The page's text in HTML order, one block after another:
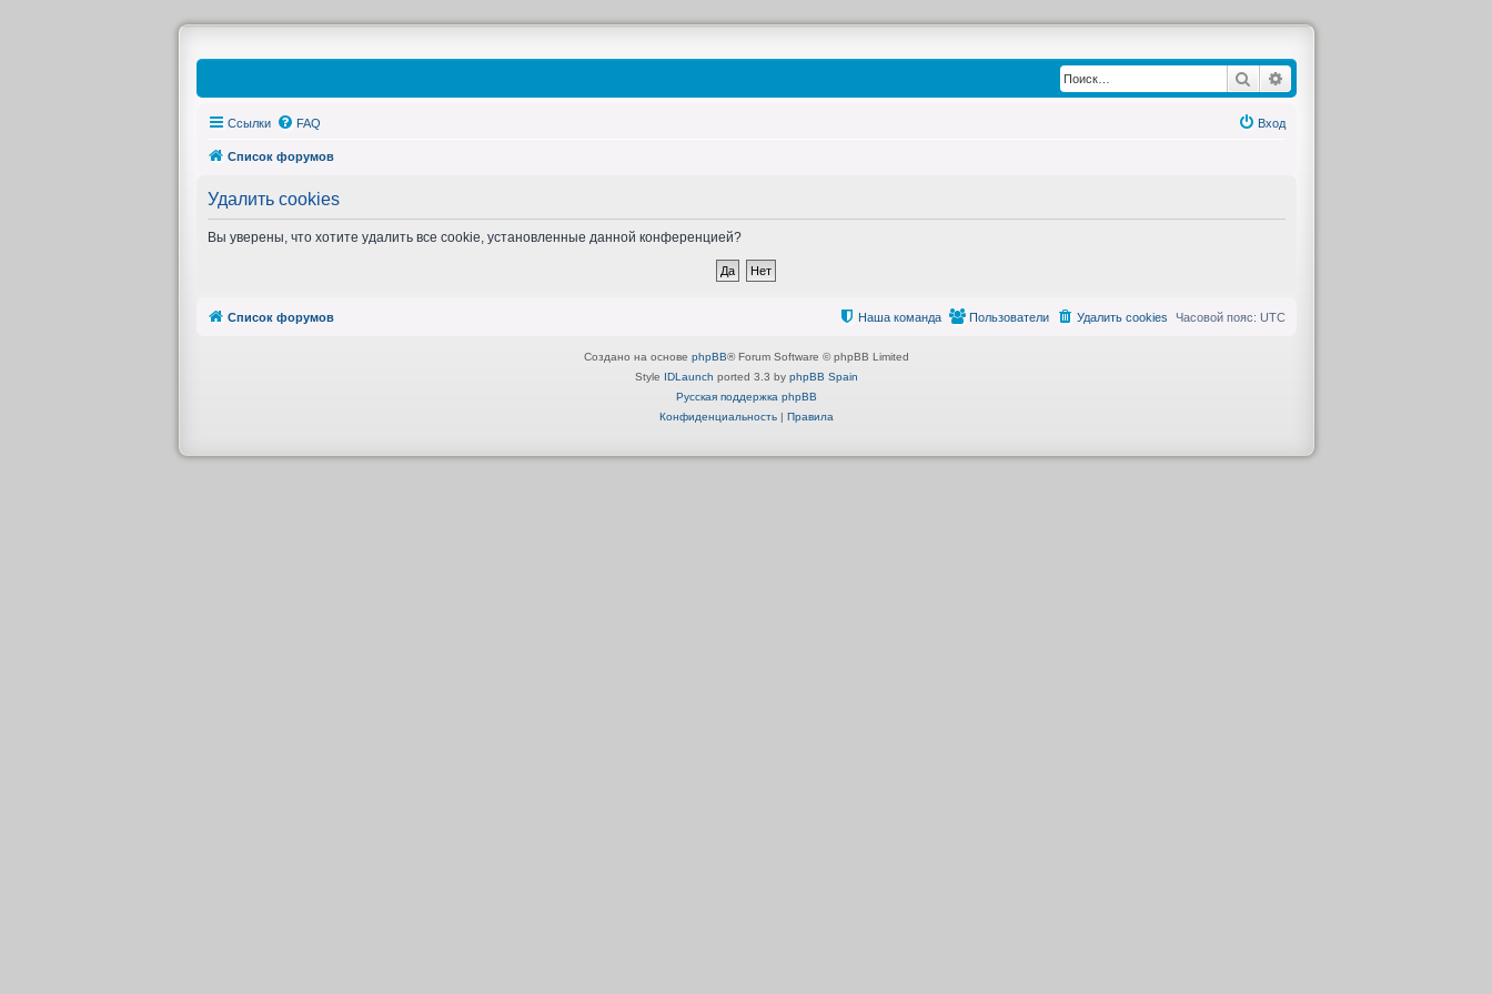
Поиск
Ссылки FAQ Вход
Список форумов
Удалить cookies
Вы уверены, что хотите удалить все cookie, установленные данной конференцией?
Список форумов Часовой пояс: UTC
Удалить cookies
Пользователи
Наша команда
Создано на основе phpBB® Forum Software © phpBB Limited
Style IDLaunch ported 3.3 by phpBB Spain
Русская поддержка phpBB
Конфиденциальность| Правила